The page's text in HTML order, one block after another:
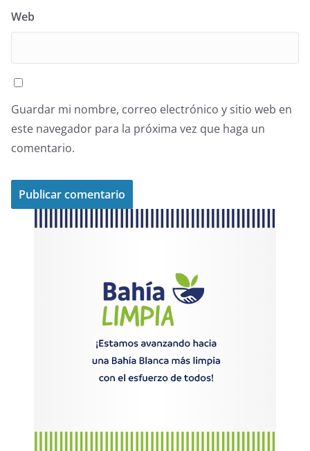
Web
Guardar mi nombre, correo electrónico y sitio web en
este navegador para la próxima vez que haga un
comentario.